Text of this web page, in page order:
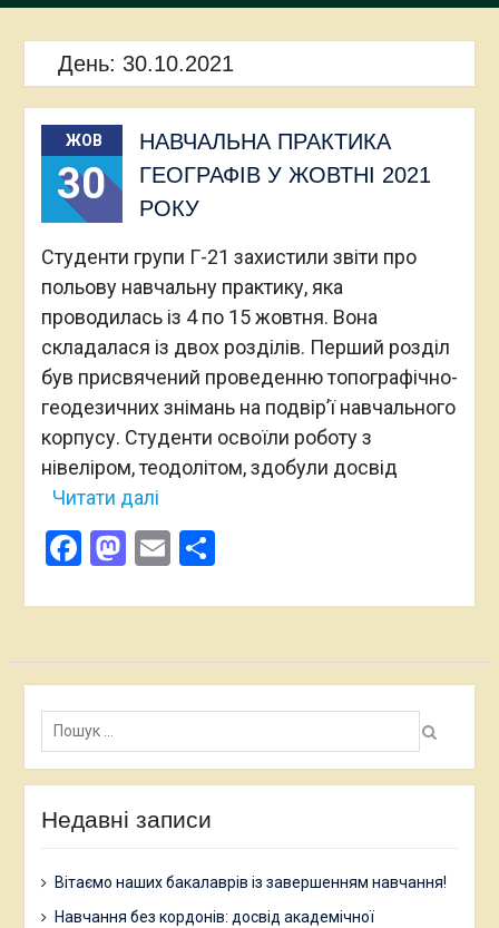
День: 30.10.2021
ЖОВ
30
НАВЧАЛЬНА ПРАКТИКА
ГЕОГРАФІВ У ЖОВТНІ 2021
РОКУ
Студенти групи Г-21 захистили звіти про
польову навчальну практику, яка
проводилась із 4 по 15 жовтня. Вона
складалася із двох розділів. Перший розділ
був присвячений проведенню топографічно-
геодезичних знімань на подвір’ї навчального
корпусу. Студенти освоїли роботу з
нівеліром, теодолітом, здобули досвід
Читати далі
Facebook
Mastodon
EmailПоділитися
Пошук:
Недавні записи
Вітаємо наших бакалаврів із завершенням навчання!
Навчання без кордонів: досвід академічної